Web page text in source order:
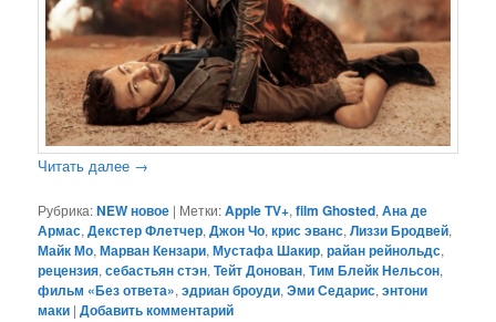
Читать далее →
Рубрика:NEW новое | Метки:Apple TV+,film Ghosted,Ана де
Армас,Декстер Флетчер,Джон Чо,крис эванс,Лиззи Бродвей,
Майк Мо,Марван Кензари,Мустафа Шакир,райан рейнольдс,
рецензия,себастьян стэн,Тейт Донован,Тим Блейк Нельсон,
фильм «Без ответа»,эдриан броуди,Эми Седарис,энтони
маки |Добавить комментарий